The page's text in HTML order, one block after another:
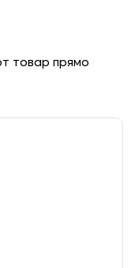
товар прямо